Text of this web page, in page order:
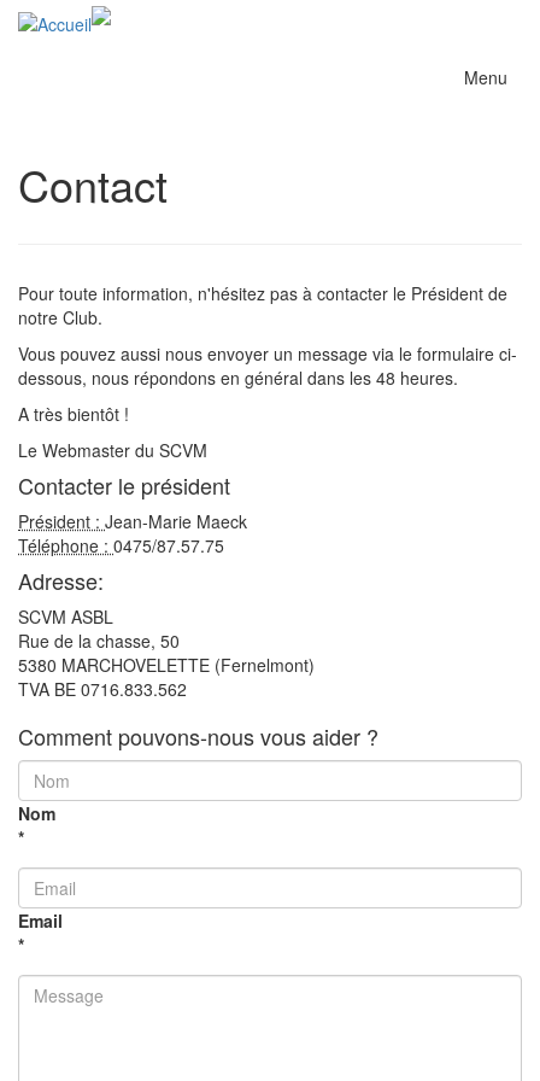
Menu
Contact
Pour toute information, n'hésitez pas à contacter le Président de
notre Club.
Vous pouvez aussi nous envoyer un message via le formulaire ci-
dessous, nous répondons en général dans les 48 heures.
A très bientôt !
Le Webmaster du SCVM
Contacter le président
Président : Jean-Marie Maeck
Téléphone : 0475/87.57.75
Adresse:
SCVM ASBL
Rue de la chasse, 50
5380 MARCHOVELETTE (Fernelmont)
TVA BE 0716.833.562
Comment pouvons-nous vous aider ?
Nom
*
Email
*